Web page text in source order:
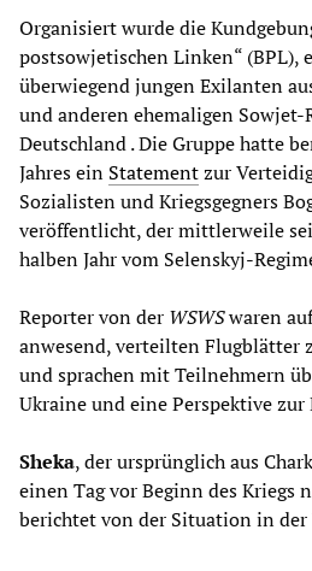
Organisiert wurde die
postsowjetischen Linken“ (BPL),
überwiegend jungen Exilanten
und anderen ehemaligen
Deutschland . Die Gruppe hatte
Jahres ein Statementzur
Sozialisten und Kriegsgegners
veröffentlicht, der mittlerweile
halben Jahr vom Selenskyj-
Reporter von der WSWSwaren
anwesend, verteilten Flugblätter
und sprachen mit Teilnehmern
Ukraine und eine Perspektive zur
Sheka, der ursprünglich aus
einen Tag vor Beginn des Kriegs
berichtet von der Situation in der